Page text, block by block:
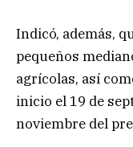
Indicó, además,
pequeños
agrícolas, así
inicio el 19 de
noviembre del